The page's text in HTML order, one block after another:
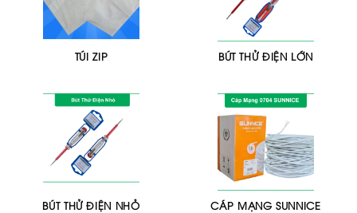
TÚI ZIP BÚT THỬ ĐIỆN LỚN
BÚT THỬ ĐIỆN NHỎ CÁP MẠNG SUNNICE